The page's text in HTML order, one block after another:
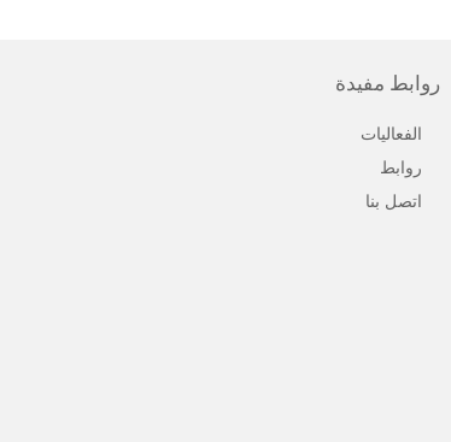
روابط مفيدة
الفعاليات
روابط
اتصل بنا